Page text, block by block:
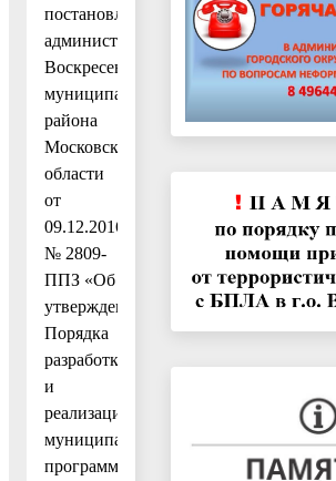
постановлением
администрации
Воскресенского
муниципального
района
Московской
области
от
09.12.2016
№ 2809-
ППЗ «Об
утверждении
Порядка
разработки
и
реализации
муниципальных
программ